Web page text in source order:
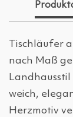
Tischläufer
nach Maß
weich,
Herzmotiv